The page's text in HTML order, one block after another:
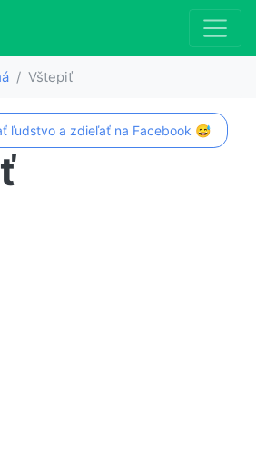
Vštepiť
ľudstvo a zdieľať na Facebook 😅